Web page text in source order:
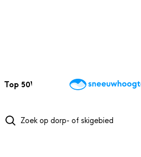
Top 50Webcams Wintersportweer